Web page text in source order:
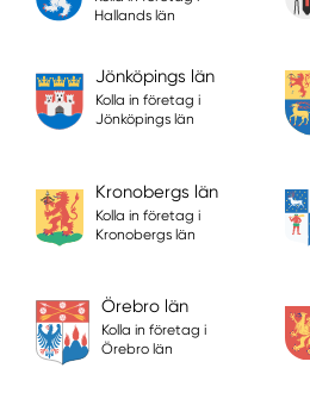
Hallands län
Jönköpings län
Kolla in företag i
Jönköpings län
Kronobergs län
Kolla in företag i
Kronobergs län
Örebro län
Kolla in företag i
Örebro län